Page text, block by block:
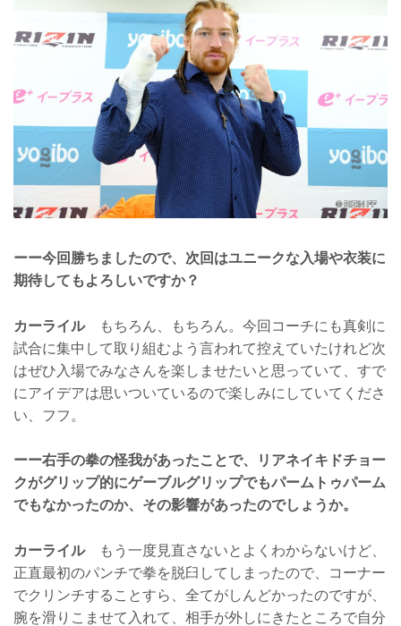
ーー今回勝ちましたので、次回はユニークな入場や衣装に
期待してもよろしいですか？
カーライルもちろん、もちろん。今回コーチにも真剣に
試合に集中して取り組むよう言われて控えていたけれど次
はぜひ入場でみなさんを楽しませたいと思っていて、すで
にアイデアは思いついているので楽しみにしていてくださ
い、フフ。
ーー右手の拳の怪我があったことで、リアネイキドチョー
クがグリップ的にゲーブルグリップでもパームトゥパーム
でもなかったのか、その影響があったのでしょうか。
カーライルもう一度見直さないとよくわからないけど、
正直最初のパンチで拳を脱臼してしまったので、コーナー
でクリンチすることすら、全てがしんどかったのですが、
腕を滑りこませて入れて、相手が外しにきたところで自分